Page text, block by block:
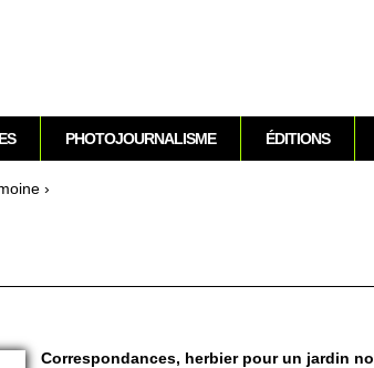
›
Correspondances, herbier pour un jardin
PHOTOJOURNALISME ÉDITIONS